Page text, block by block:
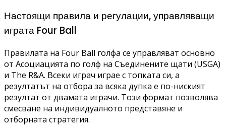
Настоящи правила и регулации, управляващи
играта Four Ball
Правилата на Four Ball голфа се управляват основно
от Асоциацията по голф на Съединените щати (USGA)
и The R&A. Всеки играч играе с топката си, а
резултатът на отбора за всяка дупка е по-ниският
резултат от двамата играчи. Този формат позволява
смесване на индивидуалното представяне и
отборната стратегия.